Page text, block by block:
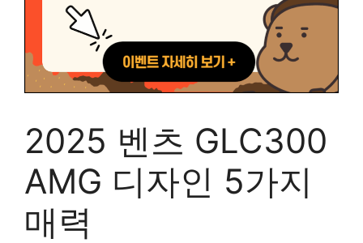
2025 벤츠 GLC300
AMG 디자인 5가지
매력